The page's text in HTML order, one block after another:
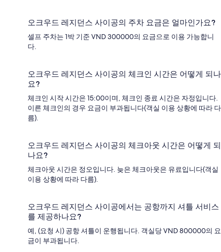
오크우드 레지던스 사이공의 주차 요금은 얼마인가요?
셀프 주차는 1박 기준 VND 300000의 요금으로 이용 가능합니
다.
오크우드 레지던스 사이공의 체크인 시간은 어떻게 되나
요?
체크인 시작 시간은 15:00이며, 체크인 종료 시간은 자정입니다.
이른 체크인의 경우 요금이 부과됩니다(객실 이용 상황에 따라 다
름).
오크우드 레지던스 사이공의 체크아웃 시간은 어떻게 되
나요?
체크아웃 시간은 정오입니다. 늦은 체크아웃은 유료입니다(객실
이용 상황에 따라 다름).
오크우드 레지던스 사이공에서는 공항까지 셔틀 서비스
를 제공하나요?
예, (요청 시) 공항 셔틀이 운행됩니다. 객실당 VND 800000의 요
금이 부과됩니다.